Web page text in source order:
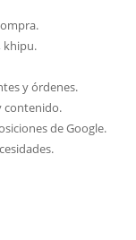
khipu.
y órdenes.
contenido.
de Google.